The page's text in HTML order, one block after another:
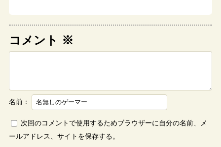
コメント ※
名前：
次回のコメントで使用するためブラウザーに自分の名前、メ
ールアドレス、サイトを保存する。